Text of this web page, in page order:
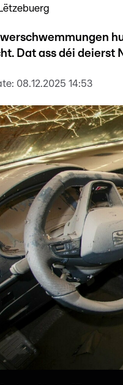
Dat ass déi deierst
08.12.2025 14:53